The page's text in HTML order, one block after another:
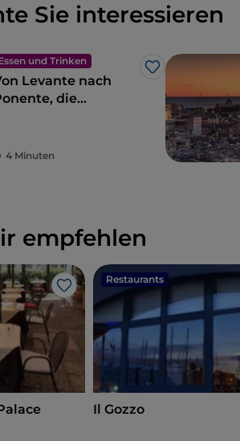
Sie interessieren
und Trinken
Like
Levante nach
die
4 Minuten
empfehlen
Like
Restaurants
Il Gozzo